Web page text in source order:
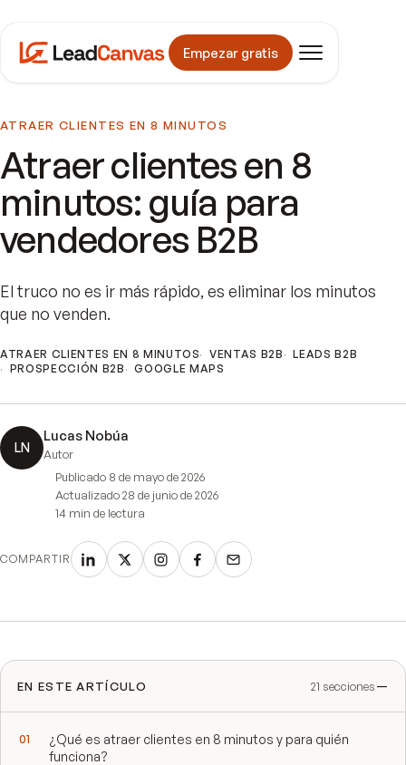
Empezar gratis
ATRAER CLIENTES EN 8 MINUTOS
Atraer clientes en 8
minutos: guía para
vendedores B2B
El truco no es ir más rápido, es eliminar los minutos
que no venden.
ATRAER CLIENTES EN 8 MINUTOS VENTAS B2B
LEADS B2B
PROSPECCIÓN B2B
GOOGLE MAPS
LN
Lucas Nobúa
Autor
Publicado 8 de mayo de 2026
Actualizado28 de junio de 2026
14 min de lectura
COMPARTIR
EN ESTE ARTÍCULO 21 secciones
¿Qué es atraer clientes en 8 minutos y para quién
funciona?